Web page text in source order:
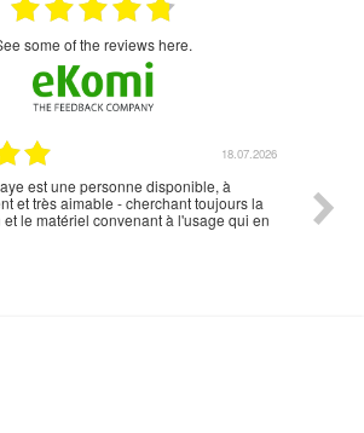
see some of the reviews here.
18.07.2026
est une personne disponible, à
et très aimable - cherchant toujours la
le matériel convenant à l'usage qui en